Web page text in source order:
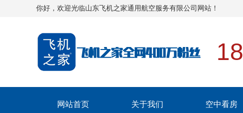
你好，欢迎光临山东飞机之家通用航空服务有限公司网站！
18
网站首页 关于我们 空中看房